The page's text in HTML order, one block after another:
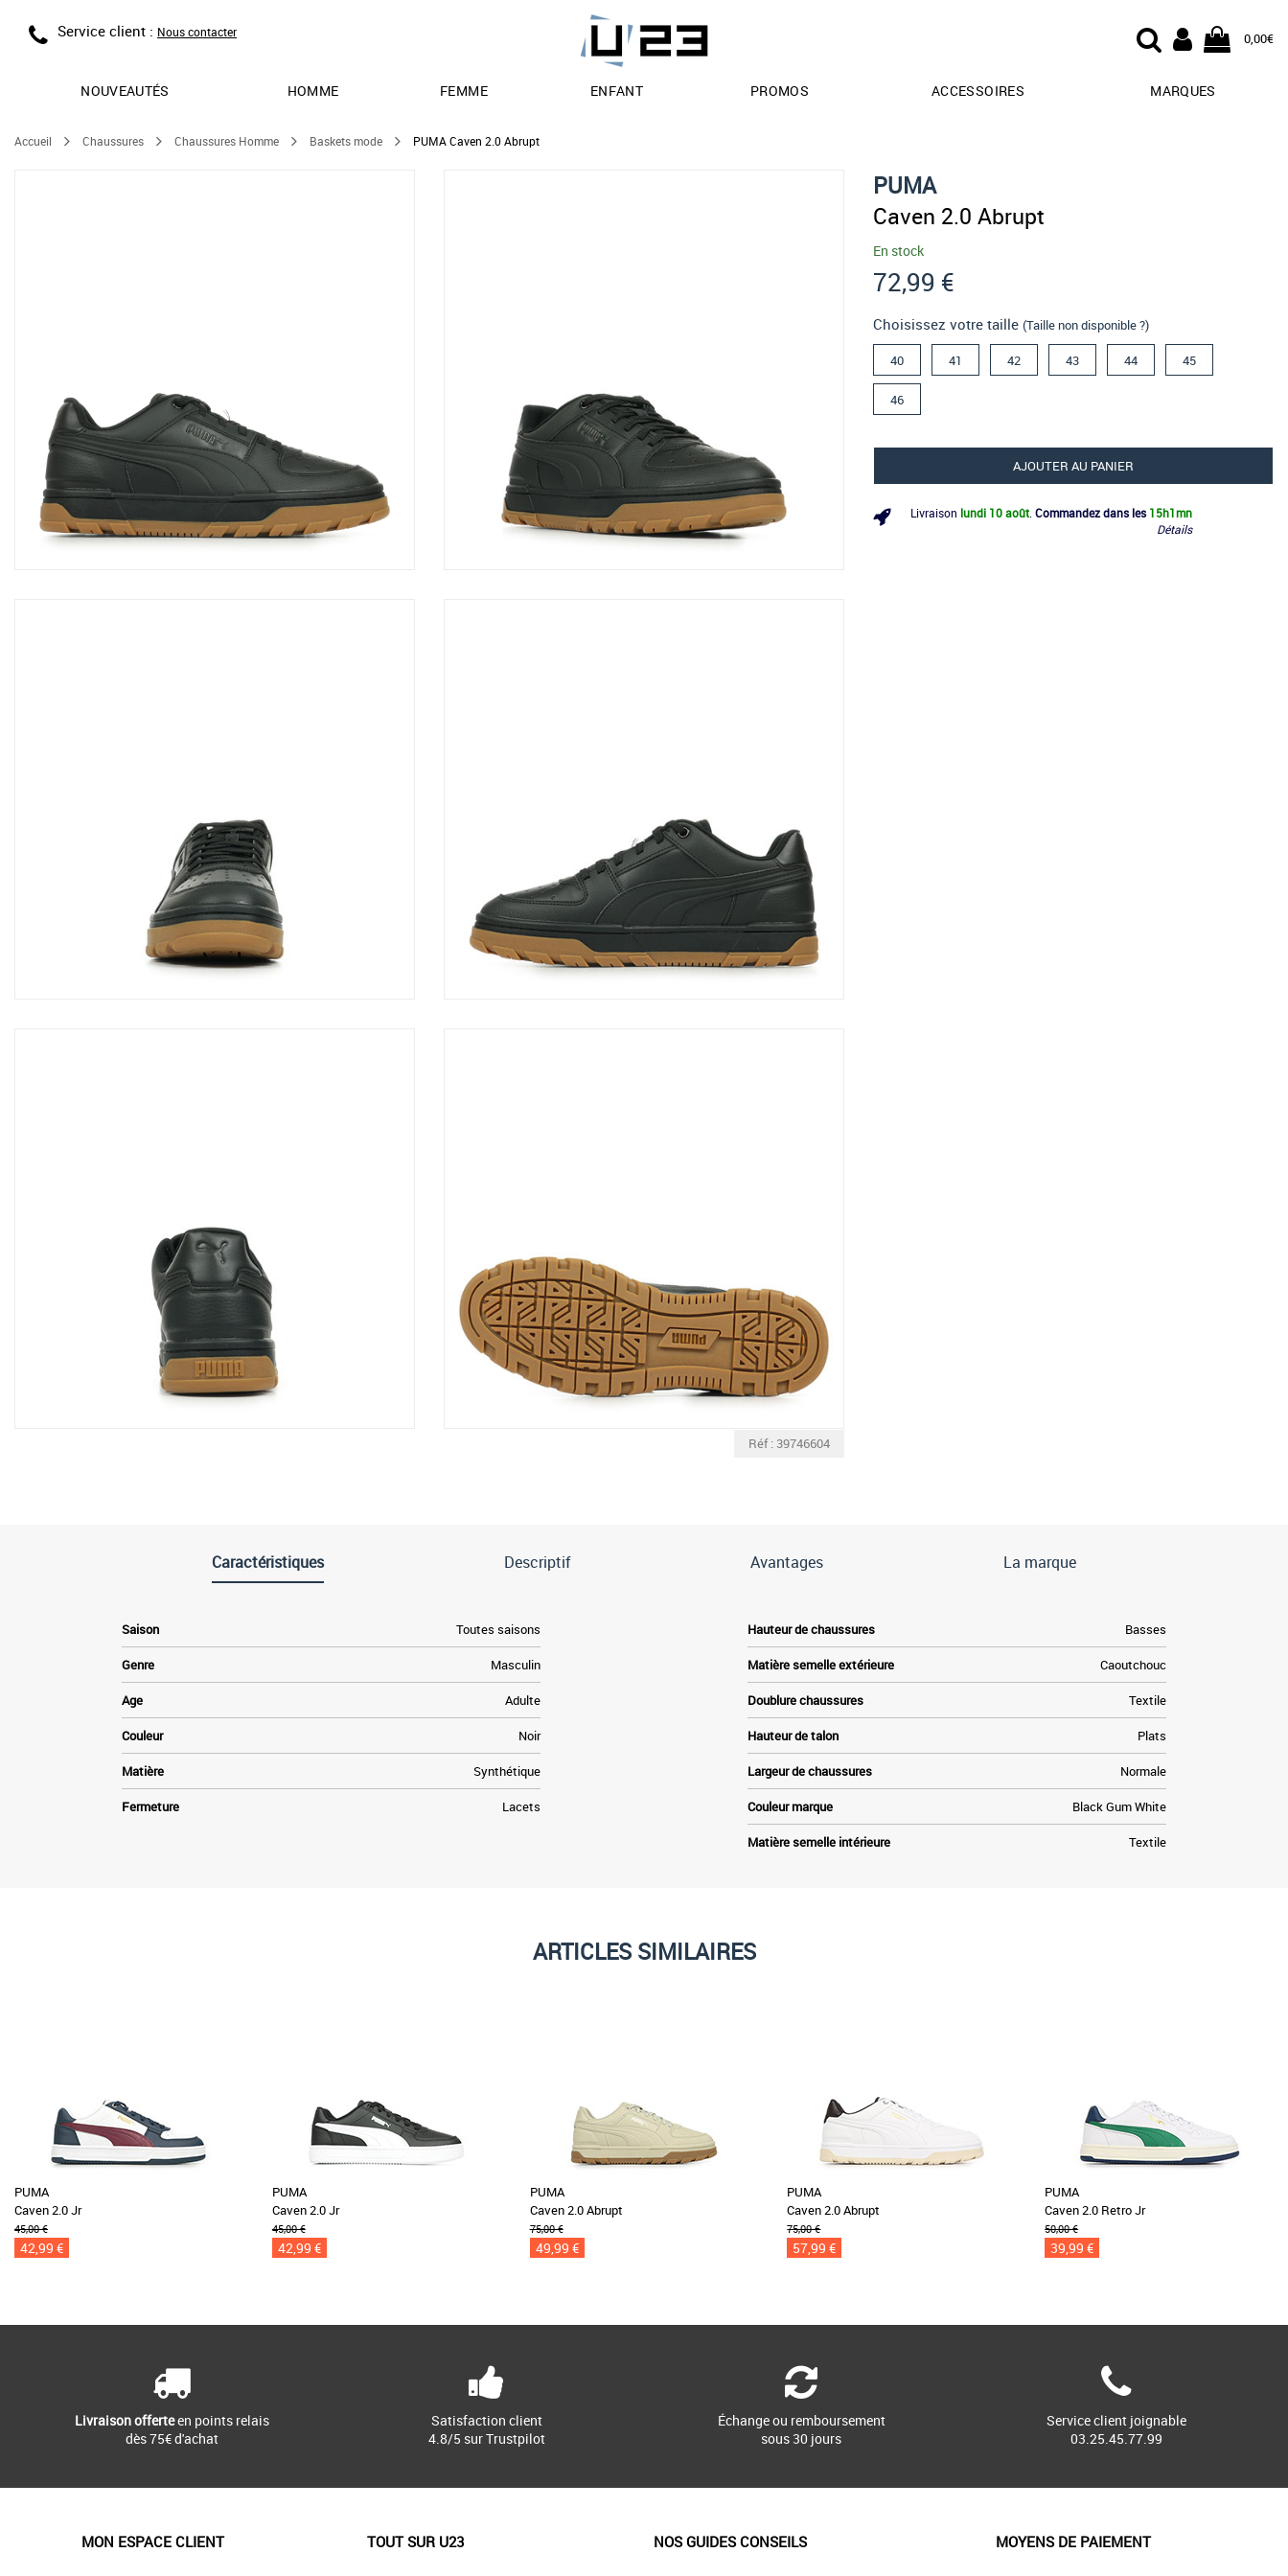
Service client : Nous contacter 0,00€
NOUVEAUTÉS HOMME FEMME ENFANT PROMOS ACCESSOIRES MARQUES
Accueil Chaussures Chaussures Homme Baskets mode PUMA Caven 2.0 Abrupt
Réf : 39746604
PUMA
Caven 2.0 Abrupt
En stock
72,99 €
Choisissez votre taille (Taille non disponible ?)
40 41 42 43 44 45
46
AJOUTER AU PANIER
Livraison lundi 10 août Commandez dans les 15h1mn
Détails
Caractéristiques Descriptif Avantages La marque
Saison Toutes saisons
Genre Masculin
Age Adulte
Couleur Noir
Matière Synthétique
Fermeture Lacets
Hauteur de chaussures Basses
Matière semelle extérieure Caoutchouc
Doublure chaussures Textile
Hauteur de talon Plats
Largeur de chaussures Normale
Couleur marque Black Gum White
Matière semelle intérieure Textile
ARTICLES SIMILAIRES
PUMA
Caven 2.0 Jr
45,00 €
42,99 €
PUMA
Caven 2.0 Jr
45,00 €
42,99 €
PUMA
Caven 2.0 Abrupt
75,00 €
49,99 €
PUMA
Caven 2.0 Abrupt
75,00 €
57,99 €
PUMA
Caven 2.0 Retro Jr
50,00 €
39,99 €
Livraison offerteen points relais
dès 75€ d'achat
Satisfaction client
4.8/5 sur Trustpilot
Échange ou remboursement
sous 30 jours
Service client joignable
03.25.45.77.99
MON ESPACE CLIENT TOUT SUR U23 NOS GUIDES CONSEILS MOYENS DE PAIEMENT